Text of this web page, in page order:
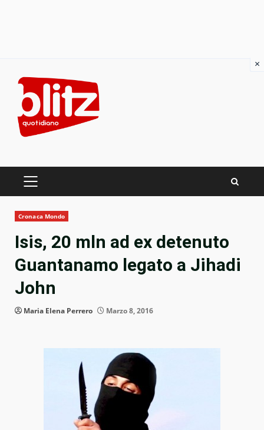
content
PRIMARY
Cronaca Mondo
Isis, 20 mln ad ex detenuto
Guantanamo legato a Jihadi
John
Maria Elena Perrero Marzo 8, 2016
×